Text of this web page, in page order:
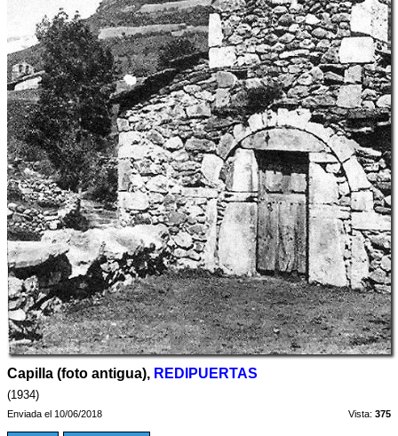
Capilla (foto antigua), REDIPUERTAS
(1934)
Enviada el 10/06/2018 Vista: 375